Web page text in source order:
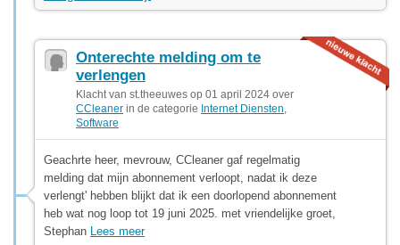
Onterechte melding om te
verlengen
Klacht van st.theeuwes op 01 april 2024 over
CCleaner in de categorie Internet Diensten
Software
Geachrte heer, mevrouw, CCleaner gaf regelmatig
melding dat mijn abonnement verloopt, nadat ik deze
verlengt' hebben blijkt dat ik een doorlopend abonnement
heb wat nog loop tot 19 juni 2025. met vriendelijke groet,
Stephan Lees meer